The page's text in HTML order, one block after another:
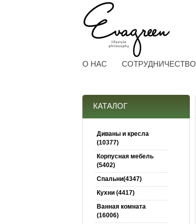
О НАС СОТРУДНИЧЕСТВО
КАТАЛОГ
Диваны и кресла
(10377)
Корпусная мебель
(5402)
Спальни(4347)
Кухни (4417)
Ванная комната
(16006)